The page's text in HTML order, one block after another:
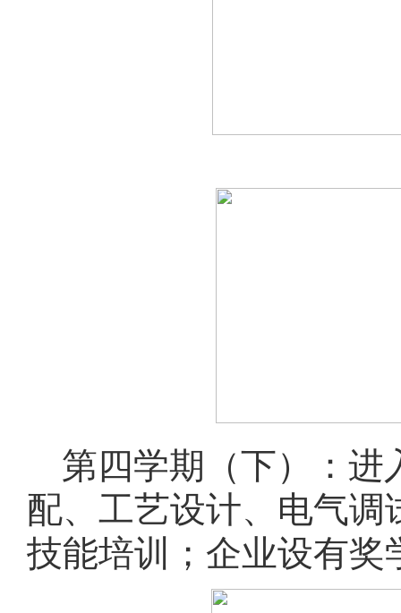
第四学期（下）：进
配、工艺设计、电气
技能培训；企业设有奖